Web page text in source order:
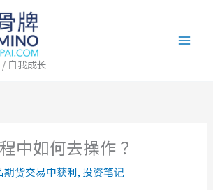
自我成长
中如何去操作？
期货交易中获利,投资笔记